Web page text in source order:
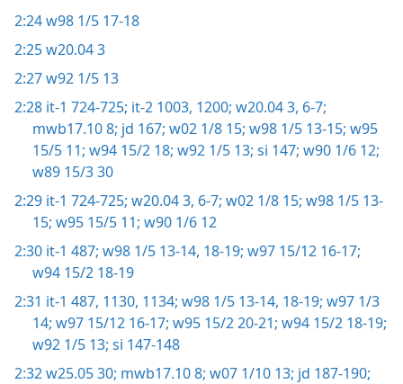
2:24w98 1/5 17-18
2:25w20.04 3
2:27w92 1/5 13
2:28 it-1 724-725; it-2 1003, 1200; w20.04 3, 6-7;
mwb17.10 8; jd 167; w02 1/8 15; w98 1/5 13-15; w95
15/5 11; w94 15/2 18; w92 1/5 13; si 147; w90 1/6 12;
w89 15/3 30
2:29 it-1 724-725; w20.04 3, 6-7; w02 1/8 15; w98 1/5 13-
15; w95 15/5 11; w90 1/6 12
2:30 it-1 487; w98 1/5 13-14, 18-19; w97 15/12 16-17;
w94 15/2 18-19
2:31 it-1 487, 1130, 1134; w98 1/5 13-14, 18-19; w97 1/3
14; w97 15/12 16-17; w95 15/2 20-21; w94 15/2 18-19;
w92 1/5 13; si 147-148
2:32w25.05 30; mwb17.10 8; w07 1/10 13; jd 187-190;